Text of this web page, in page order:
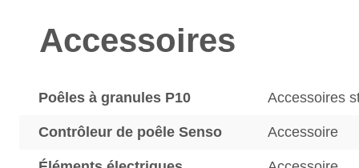
Accessoires
Poêles à granules P10 Accessoires
Contrôleur de poêle Senso Accessoire